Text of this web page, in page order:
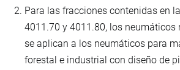
Para las fracciones contenidas en
4011.70 y 4011.80, los neumáticos
se aplican a los neumáticos para
forestal e industrial con diseño de